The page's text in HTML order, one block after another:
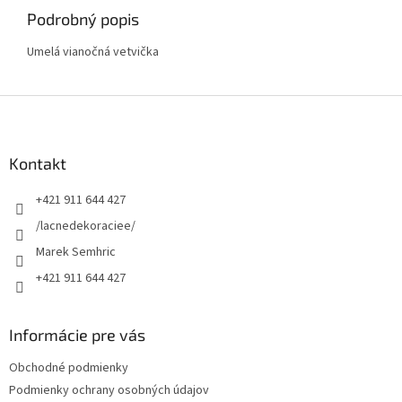
Podrobný popis
Umelá vianočná vetvička
Kontakt
+421 911 644 427
/lacnedekoraciee/
Marek Semhric
+421 911 644 427
Informácie pre vás
Obchodné podmienky
Podmienky ochrany osobných údajov